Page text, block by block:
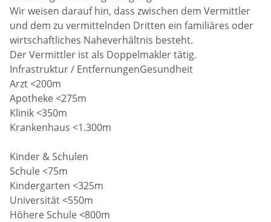
Wir weisen darauf hin, dass zwischen dem Vermittler
und dem zu vermittelnden Dritten ein familiäres oder
wirtschaftliches Naheverhältnis besteht.
Der Vermittler ist als Doppelmakler tätig.
Infrastruktur / EntfernungenGesundheit
Arzt <200m
Apotheke <275m
Klinik <350m
Krankenhaus <1.300m
Kinder & Schulen
Schule <75m
Kindergarten <325m
Universität <550m
Höhere Schule <800m